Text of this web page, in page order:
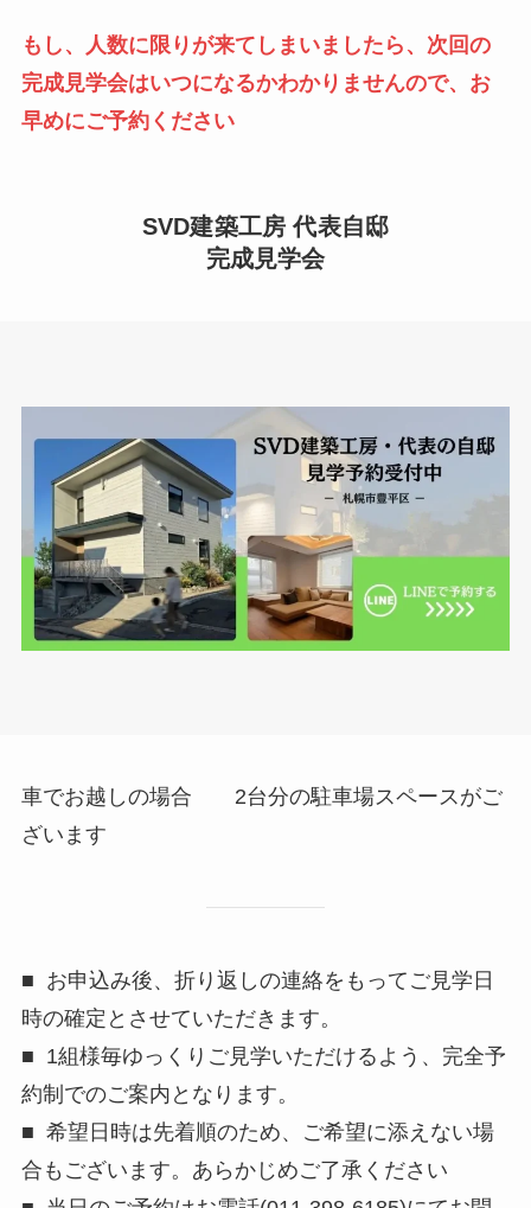
もし、人数に限りが来てしまいましたら、次回の
完成見学会はいつになるかわかりませんので、お
早めにご予約ください
SVD建築工房 代表自邸
完成見学会
車でお越しの場合 2台分の駐車場スペースがご
ざいます
■ お申込み後、折り返しの連絡をもってご見学日
時の確定とさせていただきます。
■ 1組様毎ゆっくりご見学いただけるよう、完全予
約制でのご案内となります。
■ 希望日時は先着順のため、ご希望に添えない場
合もございます。あらかじめご了承ください